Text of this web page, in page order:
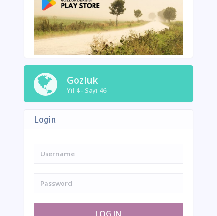
Gözlük
Yıl 4 - Sayı 46
Login